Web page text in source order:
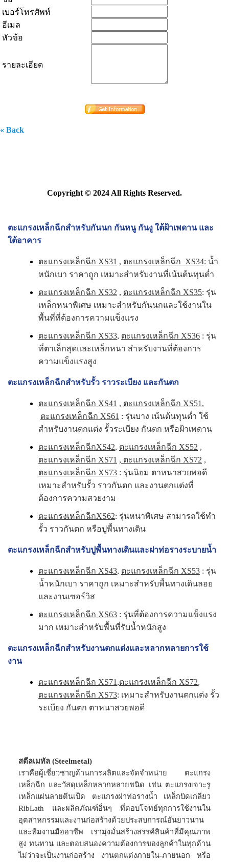
เบอร์โทรศัพท์
อีเมล
หัวข้อ
รายละเอียด
« Back
Copyright © 2024 All Rights Reserved.
ตะแกรงเหล็กฉีกสำหรับกันนก กันหนู กันงู ใต้ฝ้าเพดาน และ
ใต้อาคาร
ตะแกรงเหล็กฉีก XS31 , ตะแกรงเหล็กฉีก XS34: น้ำ
หนักเบา ราคาถูก เหมาะสำหรับงานที่เน้นต้นทุนต่ำ
ตะแกรงเหล็กฉีก XS32 , ตะแกรงเหล็กฉีก XS35: รุ่น
เหล็กหนาพิเศษ เหมาะสำหรับกันนกและใช้งานใน
พื้นที่ที่ต้องการความแข็งแรง
ตะแกรงเหล็กฉีก XS33, ตะแกรงเหล็กฉีก XS36 : รุ่น
ที่ตาเล็กสุดและเหล็กหนา สำหรับงานที่ต้องการ
ความแข็งแรงสูง
ตะแกรงเหล็กฉีกสำหรับรั้ว ราวระเบียง และกันตก
ตะแกรงเหล็กฉีก XS41 , ตะแกรงเหล็กฉีก XS51 ,
ตะแกรงเหล็กฉีก XS61 : รุ่นบาง เน้นต้นทุนต่ำ ใช้
สำหรับงานตกแต่ง รั้วระเบียง กันตก หรือฝ้าเพดาน
ตะแกรงเหล็กฉีกXS42, ตะแกรงเหล็กฉีก XS52 ,
ตะแกรงเหล็กฉีก XS71 , ตะแกรงเหล็กฉีก XS72 ,
ตะแกรงเหล็กฉีก XS73 : รุ่นนิยม ตาหนาสวยพอดี
เหมาะสำหรับรั้ว ราวกันตก และงานตกแต่งที่
ต้องการความสวยงาม
ตะแกรงเหล็กฉีกXS62: รุ่นหนาพิเศษ สามารถใช้ทำ
รั้ว ราวกันตก หรือปูพื้นทางเดิน
ตะแกรงเหล็กฉีกสำหรับปูพื้นทางเดินและฝาท่อรางระบายน้ำ
ตะแกรงเหล็กฉีก XS43, ตะแกรงเหล็กฉีก XS53 : รุ่น
น้ำหนักเบา ราคาถูก เหมาะสำหรับพื้นทางเดินลอย
และงานเซอร์วิส
ตะแกรงเหล็กฉีก XS63 : รุ่นที่ต้องการความแข็งแรง
มาก เหมาะสำหรับพื้นที่รับน้ำหนักสูง
ตะแกรงเหล็กฉีกสำหรับงานตกแต่งและหลากหลายการใช้
งาน
ตะแกรงเหล็กฉีก XS71 ,ตะแกรงเหล็กฉีก XS72,
ตะแกรงเหล็กฉีก XS73: เหมาะสำหรับงานตกแต่ง รั้ว
ระเบียง กันตก ตาหนาสวยพอดี
สตีลเมทัล (Steelmetal)
เราคือผู้เชี่ยวชาญด้านการผลิตและจัดจำหน่าย ตะแกรง
เหล็กฉีก และวัสดุเหล็กหลากหลายชนิด เช่น ตะแกรงเจาะรู
เหล็กแผ่นลายตีนเป็ด ตะแกรงฝาท่อรางน้ำ เหล็กบิดเกลียว
RibLath และผลิตภัณฑ์อื่นๆ ที่ตอบโจทย์ทุกการใช้งานใน
อุตสาหกรรมและงานก่อสร้างด้วยประสบการณ์อันยาวนาน
และทีมงานมืออาชีพ เรามุ่งมั่นสร้างสรรค์สินค้าที่มีคุณภาพ
สูง ทนทาน และตอบสนองความต้องการของลูกค้าในทุกด้าน
ไม่ว่าจะเป็นงานก่อสร้าง งานตกแต่งภายใน-ภายนอก หรือ